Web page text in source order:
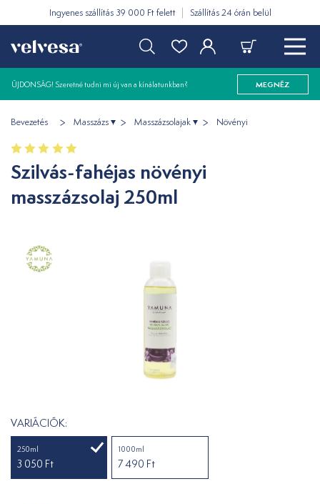
Ingyenes szállítás 39 000 Ft felett Szállítás 24 órán belül
ÚJDONSÁG! Szeretné tudni mi új van a kínálatunkban? MEGNÉZ
Bevezetés Masszázs Masszázsolajak Növényi
Szilvás-fahéjas növényi
masszázsolaj 250ml
VARIÁCIÓK:
250ml
3 050 Ft
1000ml
7 490 Ft